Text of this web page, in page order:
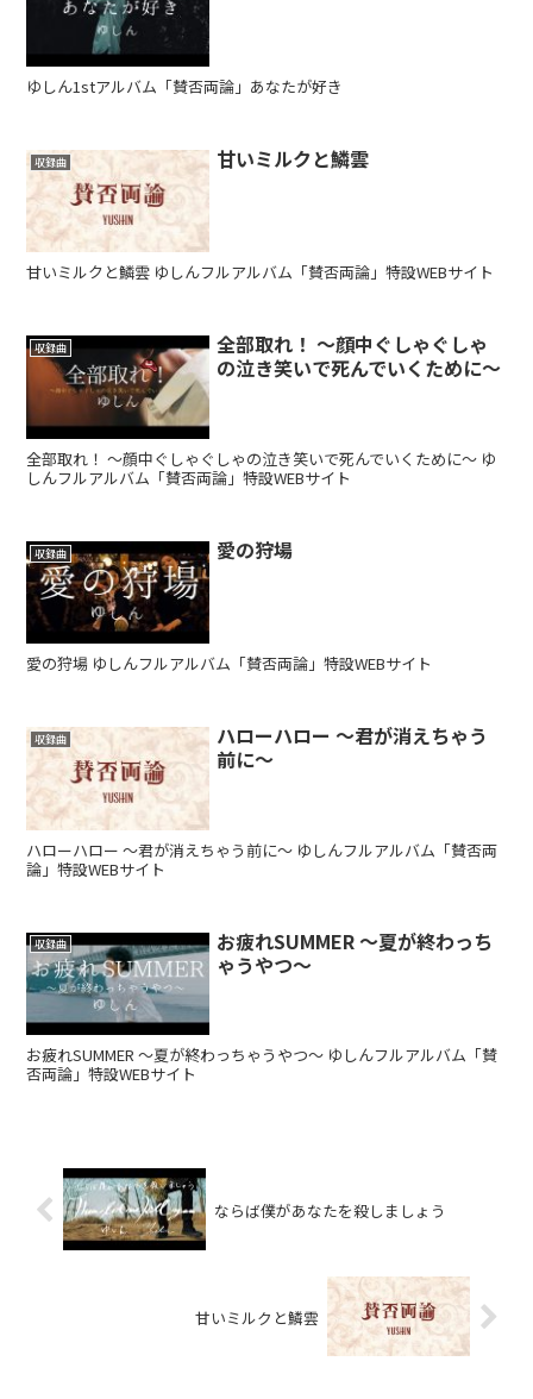
ゆしん1stアルバム「賛否両論」あなたが好き
収録曲 甘いミルクと鱗雲
甘いミルクと鱗雲 ゆしんフルアルバム「賛否両論」特設WEBサイト
収録曲
全部取れ！ ～顔中ぐしゃぐしゃ
の泣き笑いで死んでいくために～
全部取れ！ ～顔中ぐしゃぐしゃの泣き笑いで死んでいくために～ ゆ
しんフルアルバム「賛否両論」特設WEBサイト
収録曲 愛の狩場
愛の狩場 ゆしんフルアルバム「賛否両論」特設WEBサイト
収録曲
ハローハロー ～君が消えちゃう
前に～
ハローハロー ～君が消えちゃう前に～ ゆしんフルアルバム「賛否両
論」特設WEBサイト
収録曲
お疲れSUMMER ～夏が終わっち
ゃうやつ～
お疲れSUMMER ～夏が終わっちゃうやつ～ ゆしんフルアルバム「賛
否両論」特設WEBサイト
ならば僕があなたを殺しましょう
甘いミルクと鱗雲